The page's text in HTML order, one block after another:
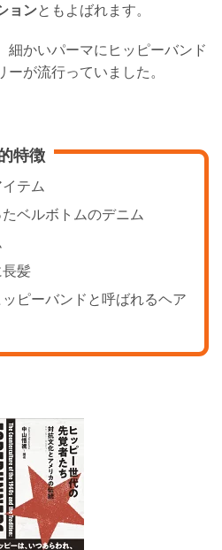
ョンともよばれます。
細かいパーマにヒッピーバンド
が流行っていました。
特徴
テム
ベルボトムのデニム
髪
ピーバンドと呼ばれるヘア